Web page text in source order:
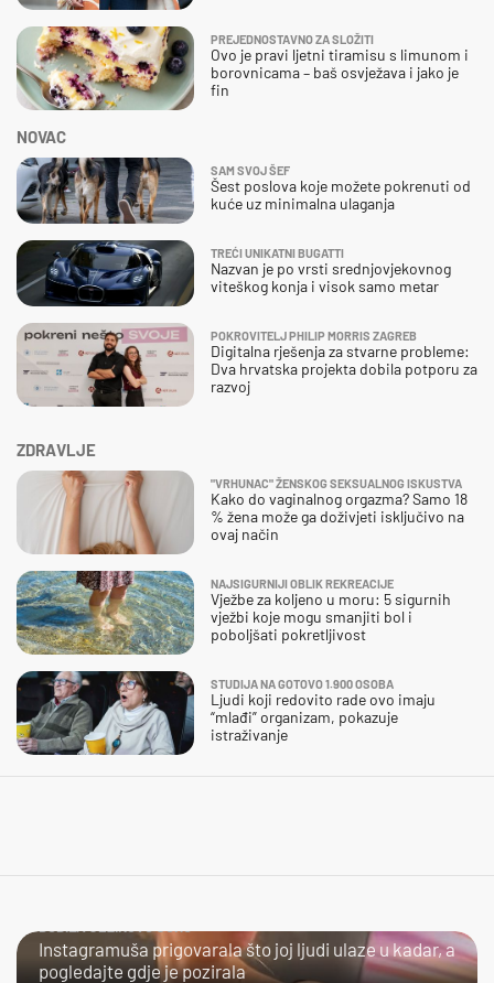
ZDRAVLJE
"VRHUNAC" ŽENSKOG SEKSUALNOG ISKUSTVA
Kako do vaginalnog orgazma? Samo 18
% žena može ga doživjeti isključivo na
ovaj način
NAJSIGURNIJI OBLIK REKREACIJE
Vježbe za koljeno u moru: 5 sigurnih
vježbi koje mogu smanjiti bol i
poboljšati pokretljivost
STUDIJA NA GOTOVO 1.900 OSOBA
Ljudi koji redovito rade ovo imaju
“mlađi” organizam, pokazuje
istraživanje
NOVAC
SAM SVOJ ŠEF
Šest poslova koje možete pokrenuti od
kuće uz minimalna ulaganja
TREĆI UNIKATNI BUGATTI
Nazvan je po vrsti srednjovjekovnog
viteškog konja i visok samo metar
POKROVITELJ PHILIP MORRIS ZAGREB
Digitalna rješenja za stvarne probleme:
Dva hrvatska projekta dobila potporu za
razvoj
PREJEDNOSTAVNO ZA SLOŽITI
Ovo je pravi ljetni tiramisu s limunom i
borovnicama – baš osvježava i jako je
fin
Instagramuša prigovarala što joj ljudi ulaze u kadar, a
pogledajte gdje je pozirala